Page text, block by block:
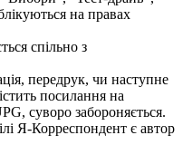
на правах
спільно з
передрук, чи наступне
посилання на
суворо забороняється.
Я-Корреспондент є автор